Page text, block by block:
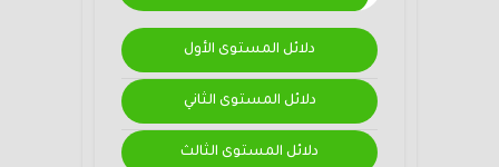
دلائل المستوى الأول
دلائل المستوى الثاني
دلائل المستوى الثالث